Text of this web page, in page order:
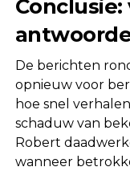
De berichten
opnieuw voor
hoe snel
schaduw van
Robert
wanneer